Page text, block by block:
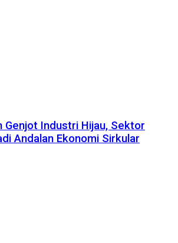
Genjot Industri Hijau, Sektor
Andalan Ekonomi Sirkular